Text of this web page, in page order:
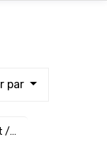
par
/